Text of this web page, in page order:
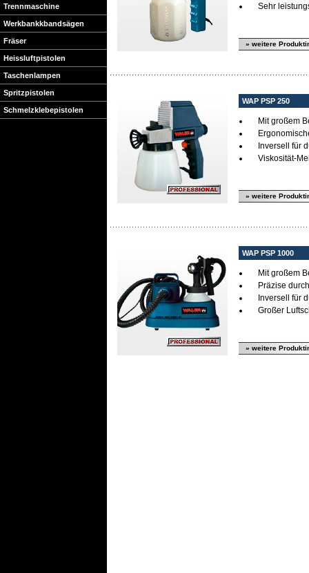
Trennmaschine
Werkbankkbandsägen
Fräser
Heissluftpistolen
Taschenlampen
Spritzpistolen
Schmelzklebepistolen
Sehr
» weitere
WAP PSP 250
Mit großem
Inversell für
Viskosität-
» weitere
WAP PSP 1000
Mit großem
Präzise
Inversell für
Großer
» weitere